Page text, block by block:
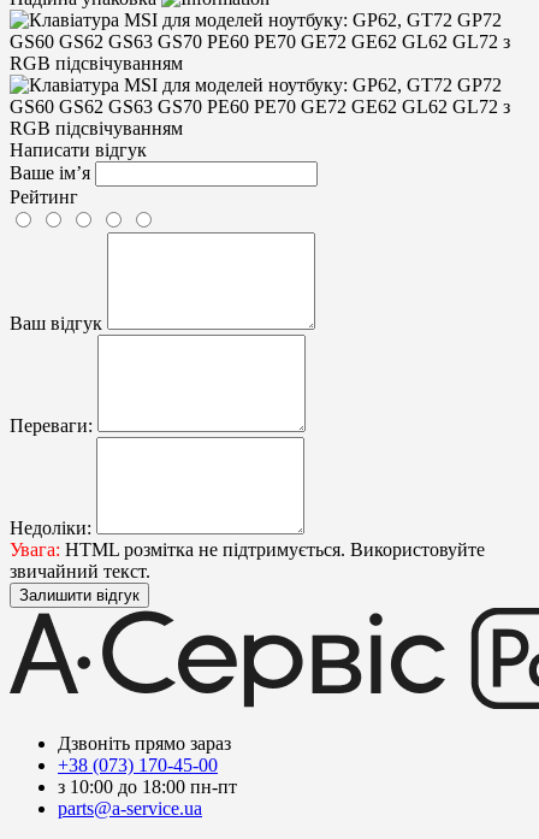
Написати відгук
Ваше ім’я
Рейтинг
Ваш відгук
Переваги:
Недоліки:
Увага: HTML розмітка не підтримується. Використовуйте
звичайний текст.
Залишити відгук
Дзвоніть прямо зараз
+38 (073) 170-45-00
з 10:00 до 18:00 пн-пт
parts@a-service.ua